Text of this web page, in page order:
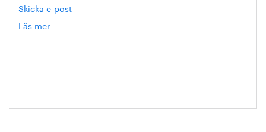
Skicka e-post
Läs mer